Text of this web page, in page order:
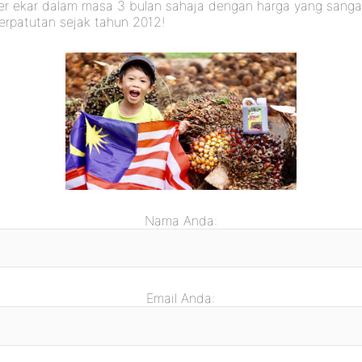
ekar dalam masa 3 bulan sahaja dengan harga yang
sejak tahun 2012!
Nama Anda:
Email Anda: